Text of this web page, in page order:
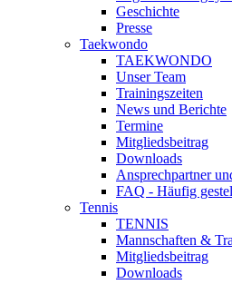
Geschichte
Presse
Taekwondo
TAEKWONDO
Unser Team
Trainingszeiten
News und Berichte
Termine
Mitgliedsbeitrag
Downloads
Ansprechpartner
FAQ - Häufig
Tennis
TENNIS
Mannschaften &
Mitgliedsbeitrag
Downloads